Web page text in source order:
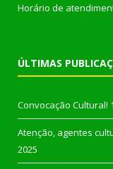
Horário de
ÚLTIMAS
Convocação Cultural!
Atenção, agentes
2025